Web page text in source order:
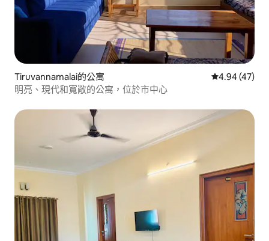
Tiruvannamalai的公寓 從 47 則評價
4.94 (47)
明亮、現代和寬敞的公寓，位於市中心